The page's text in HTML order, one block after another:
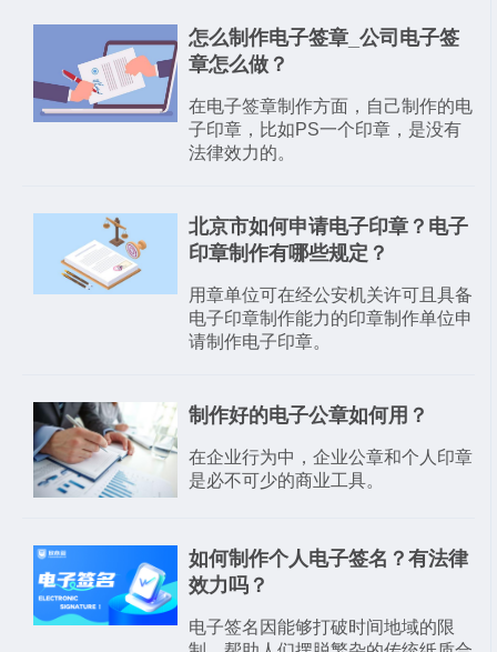
怎么制作电子签章_公司电子签
章怎么做？
在电子签章制作方面，自己制作的电
子印章，比如PS一个印章，是没有
法律效力的。
北京市如何申请电子印章？电子
印章制作有哪些规定？
用章单位可在经公安机关许可且具备
电子印章制作能力的印章制作单位申
请制作电子印章。
制作好的电子公章如何用？
在企业行为中，企业公章和个人印章
是必不可少的商业工具。
如何制作个人电子签名？有法律
效力吗？
电子签名因能够打破时间地域的限